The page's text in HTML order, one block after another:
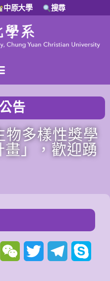
中原大學 搜尋
告
物多樣性獎學
」，歡迎踴
WhatsAppWeChat Twitter Telegram